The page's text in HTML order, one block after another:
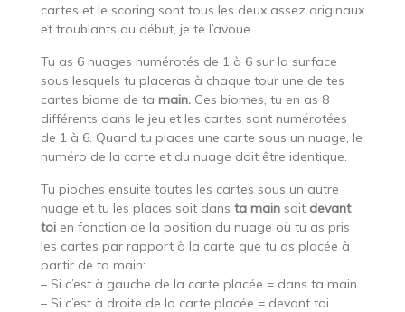
cartes et le scoring sont tous les deux assez originaux
et troublants au début, je te l’avoue.
Tu as 6 nuages numérotés de 1 à 6 sur la surface
sous lesquels tu placeras à chaque tour une de tes
cartes biome de ta main.Ces biomes, tu en as 8
différents dans le jeu et les cartes sont numérotées
de 1 à 6. Quand tu places une carte sous un nuage, le
numéro de la carte et du nuage doit être identique.
Tu pioches ensuite toutes les cartes sous un autre
nuage et tu les places soit dans ta mainsoit devant
toi en fonction de la position du nuage où tu as pris
les cartes par rapport à la carte que tu as placée à
partir de ta main:
– Si c’est à gauche de la carte placée = dans ta main
– Si c’est à droite de la carte placée = devant toi